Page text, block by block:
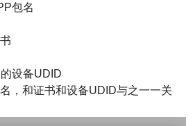
包名
设备UDID
，和证书和设备UDID与之一一关